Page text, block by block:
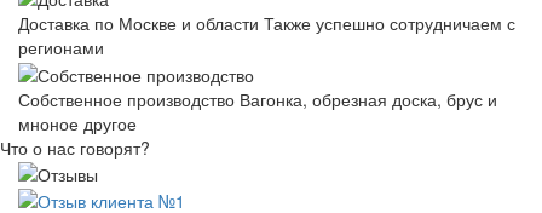
Доставка по Москве и области Также успешно сотрудничаем с
регионами
Собственное производство Вагонка, обрезная доска, брус и
мноное другое
Что о нас говорят?